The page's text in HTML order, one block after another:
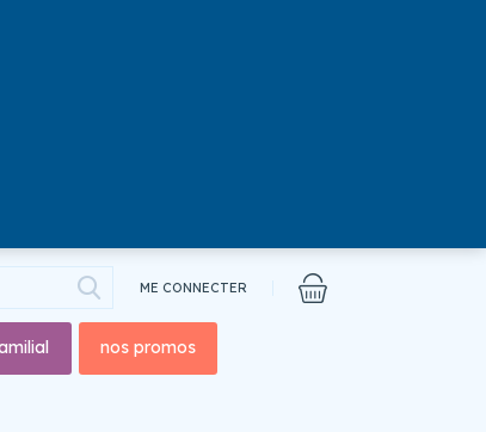
ME CONNECTER
nos promos